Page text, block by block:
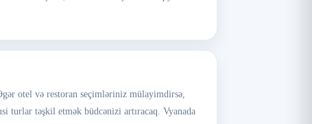
otel və restoran seçimləriniz mülayimdirsə,
turlar təşkil etmək büdcənizi artıracaq. Vyanada